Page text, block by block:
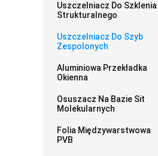
Uszczelniacz Do Szklenia
Strukturalnego
Uszczelniacz Do Szyb
Zespolonych
Aluminiowa Przekładka
Okienna
Osuszacz Na Bazie Sit
Molekularnych
Folia Międzywarstwowa
PVB